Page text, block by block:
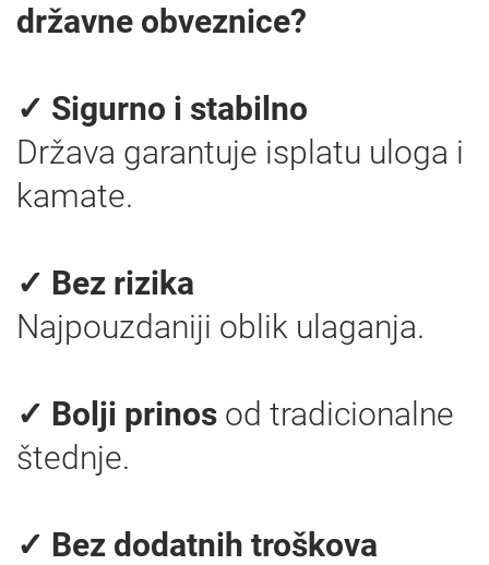
državne obveznice?
✓ Sigurno i stabilno
Država garantuje isplatu uloga i
kamate.
✓ Bez rizika
Najpouzdaniji oblik ulaganja.
✓ Bolji prinos od tradicionalne
štednje.
✓ Bez dodatnih troškova